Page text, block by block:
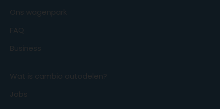
Ons wagenpark
FAQ
Business
Wat is cambio autodelen?
Jobs